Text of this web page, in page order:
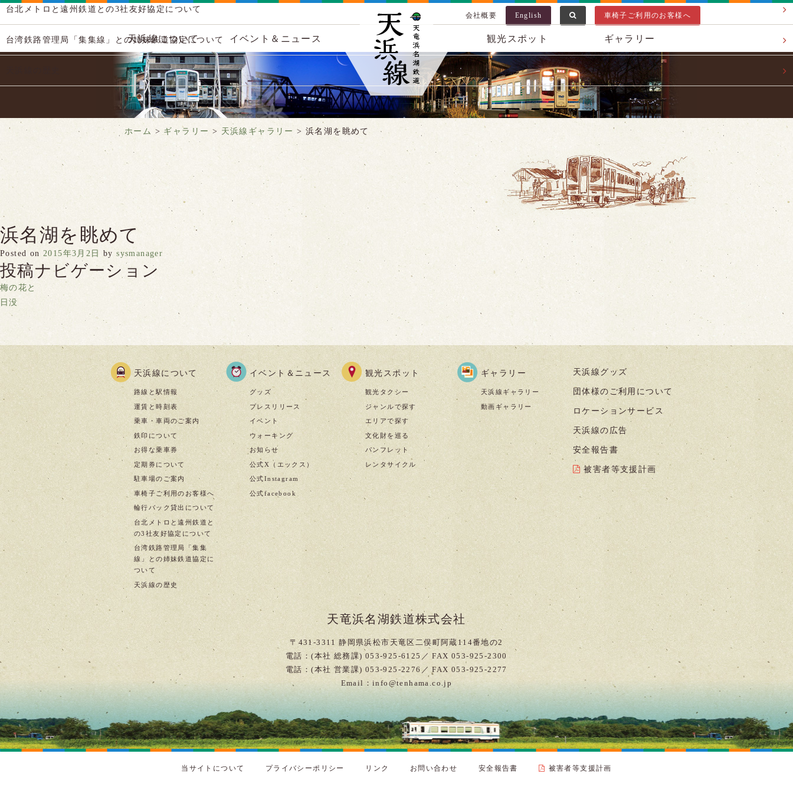
会社概要 English 車椅子ご利用のお客様へ
天浜線について イベント＆ニュース 観光スポット ギャラリー
ホーム > ギャラリー > 天浜線ギャラリー >浜名湖を眺めて
浜名湖を眺めて
Posted on2015年3月2日 bysysmanager
投稿ナビゲーション
梅の花と
日没
台北メトロと遠州鉄道との3社友好協定について
台湾鉄路管理局「集集線」との姉妹鉄道協定について
天浜線について
路線と駅情報
運賃と時刻表
乗車・車両のご案内
鉄印について
お得な乗車券
定期券について
駐車場のご案内
車椅子ご利用のお客様へ
輪行バック貸出について
台北メトロと遠州鉄道と
の3社友好協定について
台湾鉄路管理局「集集
線」との姉妹鉄道協定に
ついて
天浜線の歴史
イベント＆ニュース
グッズ
プレスリリース
イベント
ウォーキング
お知らせ
公式X（エックス）
公式Instagram
公式facebook
観光スポット
観光タクシー
ジャンルで探す
エリアで探す
文化財を巡る
パンフレット
レンタサイクル
ギャラリー
天浜線ギャラリー
動画ギャラリー
天浜線グッズ
団体様のご利用について
ロケーションサービス
天浜線の広告
安全報告書
被害者等支援計画
天竜浜名湖鉄道株式会社
〒431-3311 静岡県浜松市天竜区二俣町阿蔵114番地の2
電話：(本社 総務課) 053-925-6125／ FAX 053-925-2300
電話：(本社 営業課) 053-925-2276／ FAX 053-925-2277
Email：info@tenhama.co.jp
当サイトについて プライバシーポリシー リンク お問い合わせ 安全報告書 被害者等支援計画